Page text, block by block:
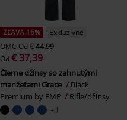
ZĽAVA 16%
Exkluzívne
OMC Od € 44,99
Od € 37,39
Čierne džínsy so zahnutými
manžetami Grace
Black
Premium by EMP
Rifle/džínsy
+1